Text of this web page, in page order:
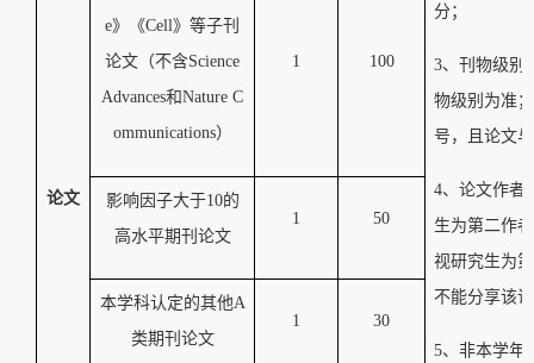
论文
分；
3、刊物级别
物级别为准
号，且论文
4、论文作者
生为第二作
视研究生为
不能分享该
5、非本学年
e》《Cell》等子刊
论文（不含Science
Advances和Nature C
ommunications）
1 100
影响因子大于10的
高水平期刊论文
1 50
本学科认定的其他A
类期刊论文
1 30